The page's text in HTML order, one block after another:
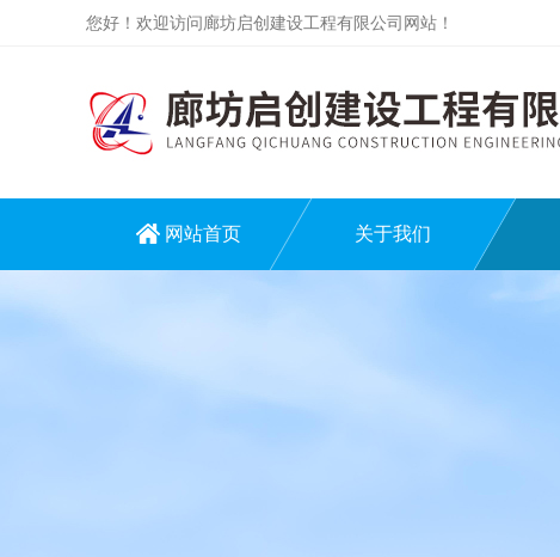
您好！欢迎访问廊坊启创建设工程有限公司网站！
网站首页 关于我们